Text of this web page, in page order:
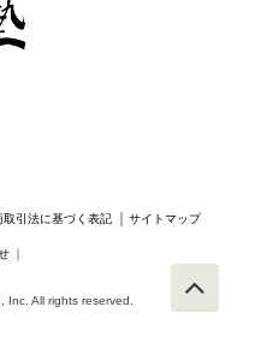
取引法に基づく表記 ｜サイトマップ
｜
Inc. All rights reserved.